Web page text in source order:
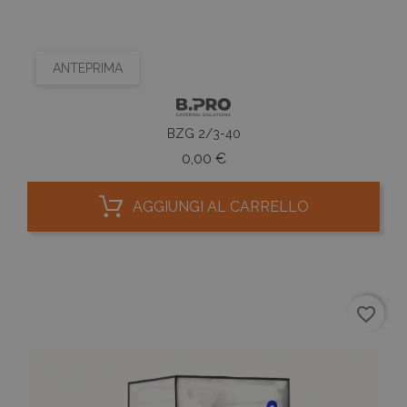
ANTEPRIMA
BZG 2/3-40
0,00 €Prezzo
AGGIUNGI AL CARRELLO
favorite_border